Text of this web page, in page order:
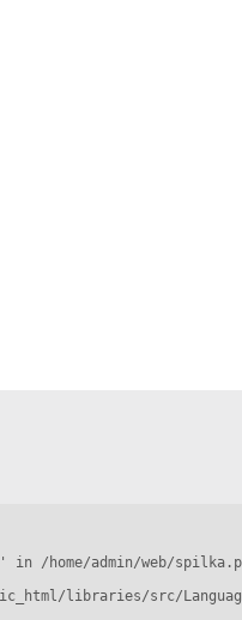
in /home/admin/web/
libraries/src/